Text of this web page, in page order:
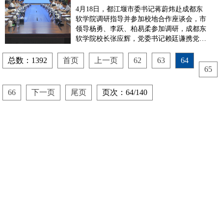
都东软学院调研指导
4月18日，都江堰市委书记蒋蔚炜赴成都东
软学院调研指导并参加校地合作座谈会，市
领导杨勇、李跃、柏易柔参加调研，成都东
软学院校长张应辉，党委书记赖廷谦携党政
要深入学习贯彻党的二十大精神和习近平总
书记关于发展数字经济的重要论述，贯彻落
实党中央、省委、市委部署要求，突出优势
互补、深化交流协作，...
总数：1392 首页 上一页 62 63
64
65
66 下一页 尾页 页次：64/140